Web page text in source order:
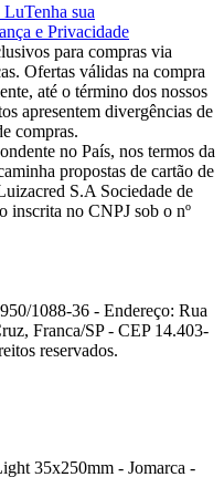
LuTenha sua
e Privacidade
para compras via
Ofertas válidas na compra
até o término dos nossos
apresentem divergências de
compras.
no País, nos termos da
propostas de cartão de
S.A Sociedade de
inscrita no CNPJ sob o nº
1088-36 - Endereço: Rua
Franca/SP - CEP 14.403-
reservados.
35x250mm - Jomarca -